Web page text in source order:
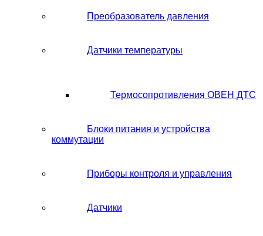
Преобразователь давления
Датчики температуры
Термосопротивления ОВЕН ДТС
Блоки питания и устройства
коммутации
Приборы контроля и управления
Датчики